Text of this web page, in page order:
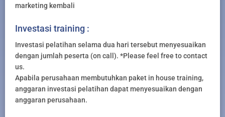
marketing kembali
Investasi training :
Investasi pelatihan selama dua hari tersebut menyesuaikan
dengan jumlah peserta (on call). *Please feel free to contact
us.
Apabila perusahaan membutuhkan paket in house training,
anggaran investasi pelatihan dapat menyesuaikan dengan
anggaran perusahaan.